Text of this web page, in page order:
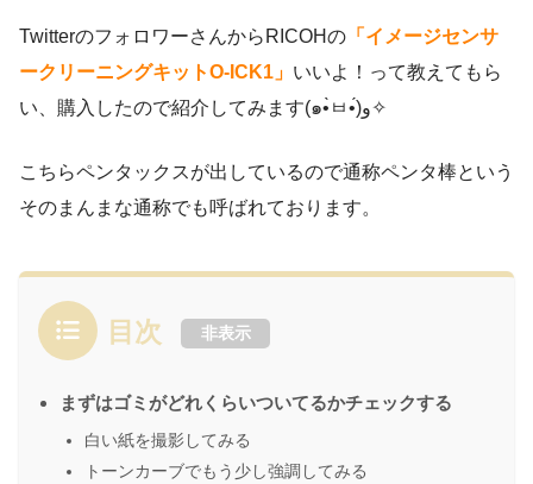
TwitterのフォロワーさんからRICOHの 「イメージセンサ
ークリーニングキットO-ICK1」 いいよ！って教えてもら
い、購入したので紹介してみます(๑•̀ㅂ•́)و✧
こちらペンタックスが出しているので通称ペンタ棒という
そのまんまな通称でも呼ばれております。
目次 非表示
まずはゴミがどれくらいついてるかチェックする
白い紙を撮影してみる
トーンカーブでもう少し強調してみる